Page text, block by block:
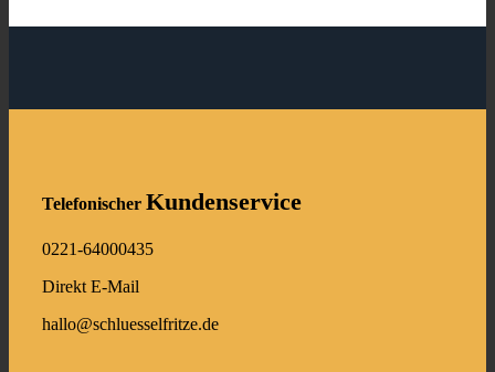
Telefonischer Kundenservice
0221-64000435
Direkt E-Mail
hallo@schluesselfritze.de